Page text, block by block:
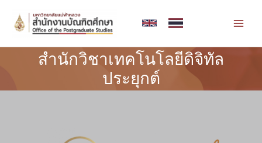
content
สำนักวิชาเทคโนโลยีดิจิทัล
ประยุกต์